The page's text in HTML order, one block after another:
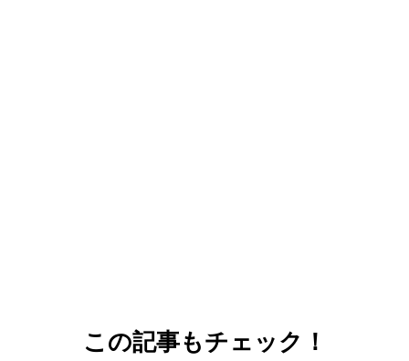
この記事もチェック！